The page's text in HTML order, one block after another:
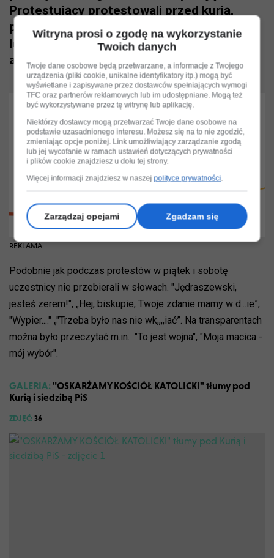
Protestujący protestowali przed kurią,
ponieważ uważają, że kościół katolicki
lobbował za zerwaniem kompromisu
aborcyjnego.
REKLAMA
Podobnie jak podczas protestów w piątek i sobotę
uczestnicy nie przebierali w słowach. "Jędraszewski,
jesteś zerem!", „Hej, biskupie, Twoje zdanie mamy w d...ie”,
"Wypier...." „"Trzeba było nas nie wk,,,,iać”. Na transparentach
można było przeczytać m.in. "To jest wojna", "Moja macica -
mój wybór".
GALERIA: "OSKARŻAMY KOŚCIÓŁ KATOLICKI" tłumy pod
Kurią i siedzibą PiS
ZDJĘĆ: 36
Witryna prosi o zgodę na wykorzystanie
Twoich danych
Twoje dane osobowe będą przetwarzane, a informacje z Twojego
urządzenia (pliki cookie, unikalne identyfikatory itp.) mogą być
wyświetlane i zapisywane przez dostawców spełniających wymogi
TFC oraz partnerów reklamowych lub im udostępniane. Mogą też
być wykorzystywane przez tę witrynę lub aplikację.
Niektórzy dostawcy mogą przetwarzać Twoje dane osobowe na
podstawie uzasadnionego interesu. Możesz się na to nie zgodzić,
zmieniając opcje poniżej. Link umożliwiający zarządzanie zgodą
lub jej wycofanie w ramach ustawień dotyczących prywatności
i plików cookie znajdziesz u dołu tej strony.
Więcej informacji znajdziesz w naszejpolityce prywatności.
Zarządzaj opcjami Zgadzam się